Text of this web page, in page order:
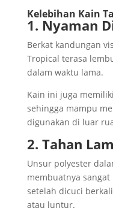
Kelebihan Kain
1. Nyaman
Berkat kandungan
Tropical terasa
dalam waktu lama.
Kain ini juga
sehingga mampu
digunakan di luar
2. Tahan
Unsur polyester
membuatnya
setelah dicuci
atau luntur.